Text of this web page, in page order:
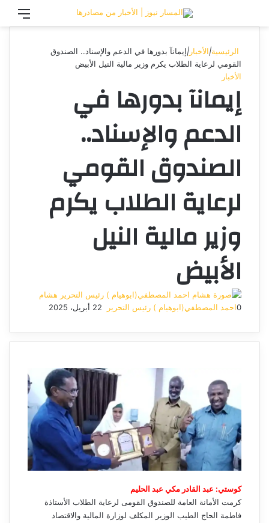
تسجيل الدخول
الرئيسية|الأخبار |إيمانآ بدورها في الدعم والإسناد.. الصندوق
القومي لرعاية الطلاب يكرم وزير مالية النيل الأبيض
الأخبار
إيمانآ بدورها في
الدعم والإسناد..
الصندوق القومي
لرعاية الطلاب يكرم
وزير مالية النيل
الأبيض
هشام
احمد المصطفي(ابوهيام ) رئيس التحرير
أرسل
إلكترونيا
22 أبريل، 2025 0
كوستي: عبد القادر مكي عبد الحليم
كرمت الأمانة العامة للصندوق القومى لرعاية الطلاب الأستاذة
فاطمة الحاج الطيب الوزير المكلف لوزارة المالية والاقتصاد